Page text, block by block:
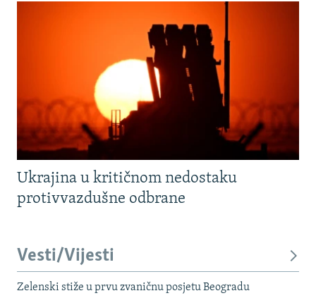
Ukrajina u kritičnom nedostaku
protivvazdušne odbrane
Vesti/Vijesti
Zelenski stiže u prvu zvaničnu posjetu Beogradu